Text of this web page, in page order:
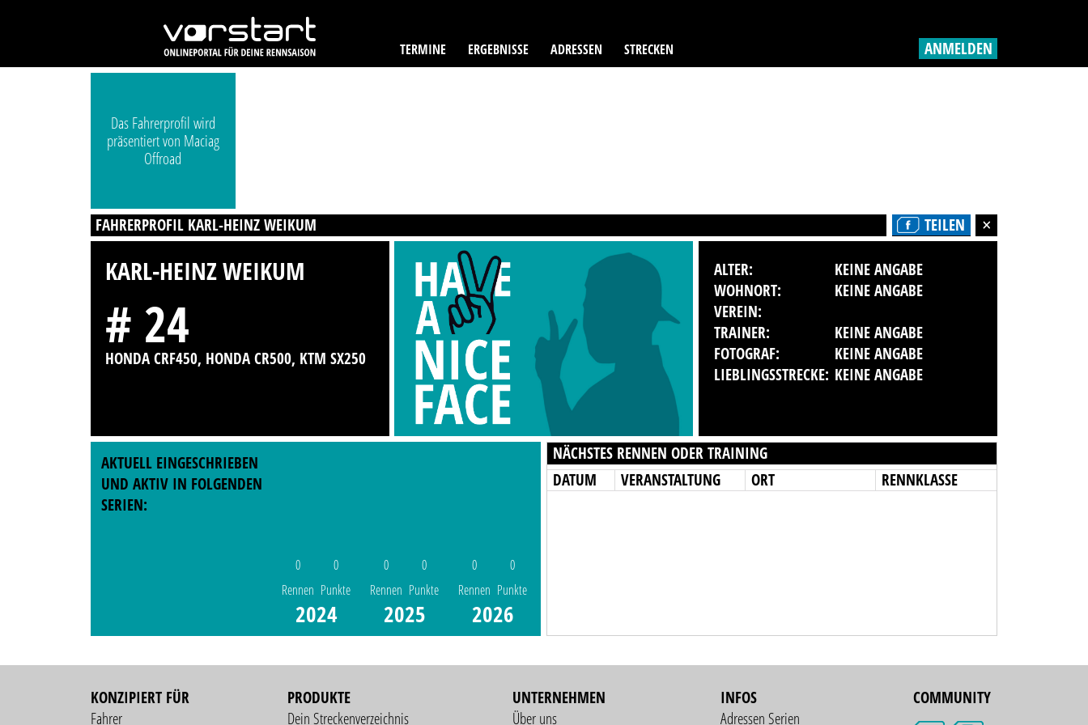
TERMINE ERGEBNISSE ADRESSEN STRECKEN ANMELDEN
Das Fahrerprofil wird
präsentiert von Maciag
Offroad
FAHRERPROFIL KARL-HEINZ WEIKUM TEILEN
KARL-HEINZ WEIKUM
# 24
HONDA CRF450, HONDA CR500, KTM SX250
ALTER:
KEINE ANGABE
WOHNORT:
KEINE ANGABE
VEREIN:
TRAINER:
KEINE ANGABE
FOTOGRAF:
KEINE ANGABE
LIEBLINGSSTRECKE: KEINE ANGABE
AKTUELL EINGESCHRIEBEN
UND AKTIV IN FOLGENDEN
SERIEN:
0
Rennen
0
Punkte
2024
0
Rennen
0
Punkte
2025
0
Rennen
0
Punkte
2026
NÄCHSTES RENNEN ODER TRAINING
DATUM
VERANSTALTUNG ORT RENNKLASSE
KONZIPIERT FÜR
Fahrer
PRODUKTE
Dein Streckenverzeichnis
UNTERNEHMEN
Über uns
INFOS
Adressen Serien
COMMUNITY